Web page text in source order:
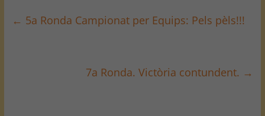
← 5a Ronda Campionat per Equips: Pels pèls!!!
7a Ronda. Victòria contundent. →